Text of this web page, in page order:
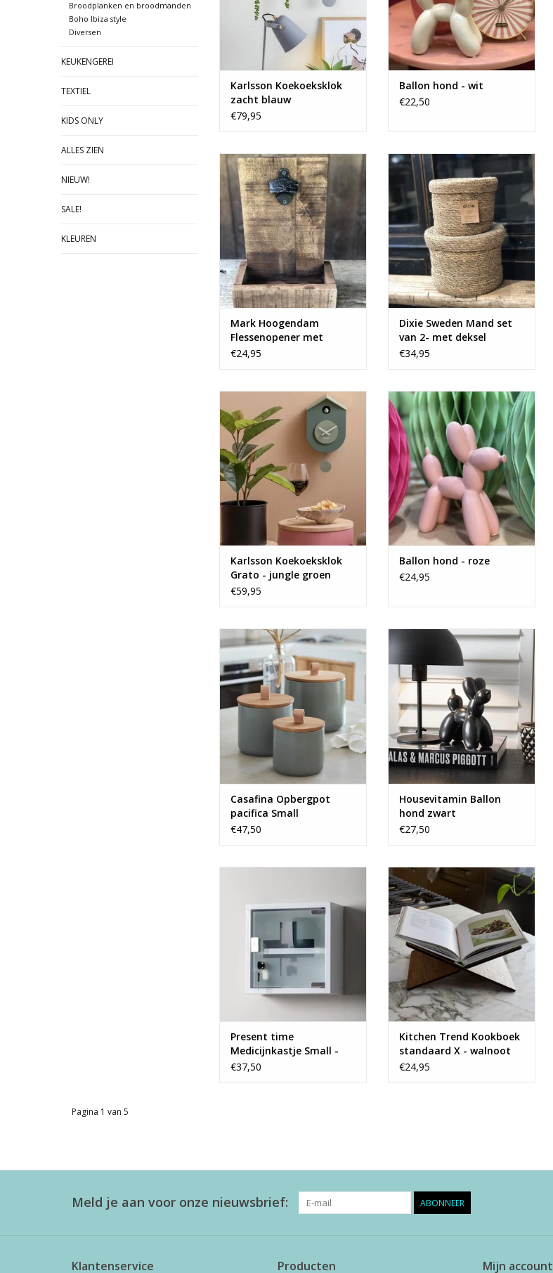
Broodplanken en broodmanden
Boho Ibiza style
Diversen
KEUKENGEREI
TEXTIEL
KIDS ONLY
ALLES ZIEN
NIEUW!
SALE!
KLEUREN
Karlsson Koekoeksklok
zacht blauw
€79,95
Ballon hond - wit
€22,50
Houten flessenopener met
opvangbak.
TOEVOEGEN AAN WINKELWAGEN
Mark Hoogendam
Flessenopener met
opvangbak
€24,95
Set van 2 mooie manden met
deksel van Dixie Sweden.
TOEVOEGEN AAN WINKELWAGEN
Dixie Sweden Mand set
van 2- met deksel
€34,95
Leuke koekoeksklok van
Karlsson.
TOEVOEGEN AAN WINKELWAGEN
Karlsson Koekoeksklok
Grato - jungle groen
€59,95
Love this dog!
TOEVOEGEN AAN WINKELWAGEN
Ballon hond - roze
€24,95
Opbergpot van Portugees
aardewerk.
TOEVOEGEN AAN WINKELWAGEN
Casafina Opbergpot
pacifica Small
€47,50
Love this dog!
TOEVOEGEN AAN WINKELWAGEN
Housevitamin Ballon
hond zwart
€27,50
TOEVOEGEN AAN WINKELWAGEN
Present time
Medicijnkastje Small -
wit
€37,50
Houten kookboek standaard in
een donker walnoot kleur.
TOEVOEGEN AAN WINKELWAGEN
Kitchen Trend Kookboek
standaard X - walnoot
€24,95
Pagina 1 van 5
Meld je aan voor onze nieuwsbrief: ABONNEER
Klantenservice Producten Mijn account